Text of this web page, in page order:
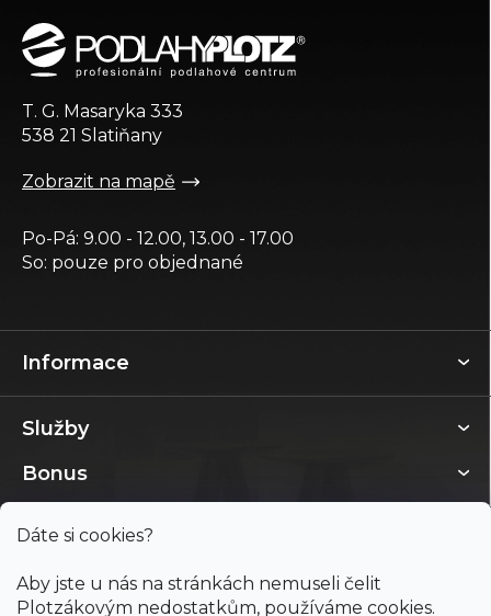
Dáte si cookies?
Aby jste u nás na stránkách nemuseli čelit
Plotzákovým nedostatkům, používáme cookies.
Informace
Služby
Bonus
T. G. Masaryka 333
538 21 Slatiňany
Zobrazit na mapě
Po-Pá: 9.00 - 12.00, 13.00 - 17.00
So: pouze pro objednané